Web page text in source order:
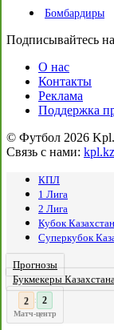
Бомбардиры
Подписывайтесь
О нас
Контакты
Реклама
Поддержка
© Футбол 2026
Связь с нами:
КПЛ
1 Лига
2 Лига
Кубок
Суперкубок
Прогнозы
Букмекеры Казахстана
3 : 2
Матч-центр